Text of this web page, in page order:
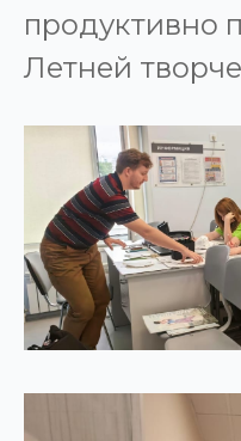
продуктивно
Летней